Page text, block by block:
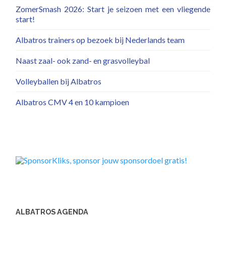
ZomerSmash 2026: Start je seizoen met een vliegende
start!
Albatros trainers op bezoek bij Nederlands team
Naast zaal- ook zand- en grasvolleybal
Volleyballen bij Albatros
Albatros CMV 4 en 10 kampioen
ALBATROS AGENDA